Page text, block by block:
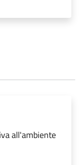
all'ambiente